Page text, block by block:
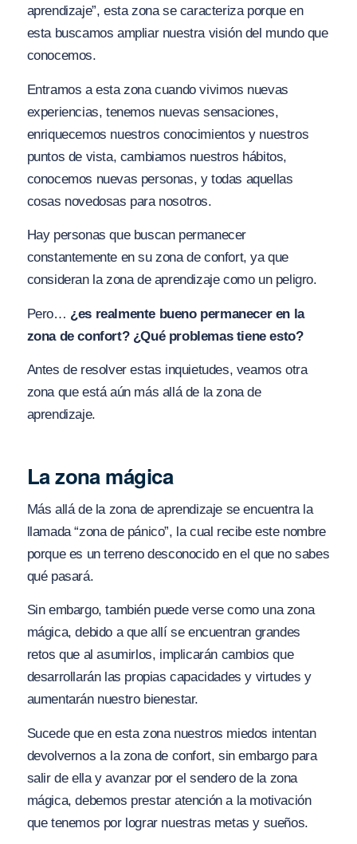
aprendizaje”, esta zona se caracteriza porque en
esta buscamos ampliar nuestra visión del mundo que
conocemos.
Entramos a esta zona cuando vivimos nuevas
experiencias, tenemos nuevas sensaciones,
enriquecemos nuestros conocimientos y nuestros
puntos de vista, cambiamos nuestros hábitos,
conocemos nuevas personas, y todas aquellas
cosas novedosas para nosotros.
Hay personas que buscan permanecer
constantemente en su zona de confort, ya que
consideran la zona de aprendizaje como un peligro.
Pero… ¿es realmente bueno permanecer en la
zona de confort? ¿Qué problemas tiene esto?
Antes de resolver estas inquietudes, veamos otra
zona que está aún más allá de la zona de
aprendizaje.
La zona mágica
Más allá de la zona de aprendizaje se encuentra la
llamada “zona de pánico”, la cual recibe este nombre
porque es un terreno desconocido en el que no sabes
qué pasará.
Sin embargo, también puede verse como una zona
mágica, debido a que allí se encuentran grandes
retos que al asumirlos, implicarán cambios que
desarrollarán las propias capacidades y virtudes y
aumentarán nuestro bienestar.
Sucede que en esta zona nuestros miedos intentan
devolvernos a la zona de confort, sin embargo para
salir de ella y avanzar por el sendero de la zona
mágica, debemos prestar atención a la motivación
que tenemos por lograr nuestras metas y sueños.